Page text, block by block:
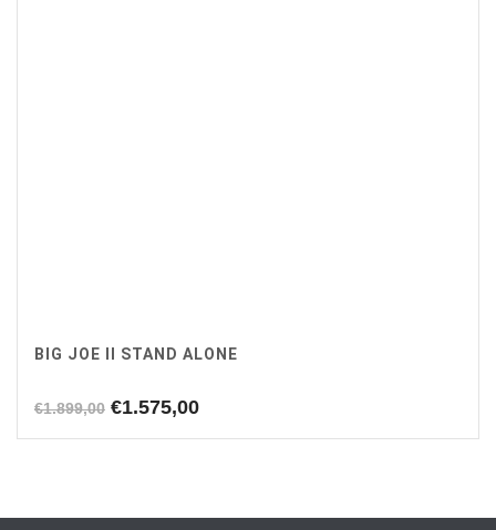
BIG JOE II STAND ALONE
€1.899,00 Oorspronkelijke
€1.575,00Huidige